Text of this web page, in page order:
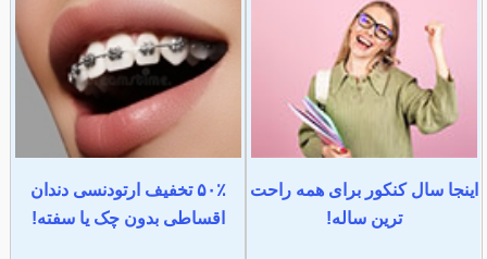
اینجا سال کنکور برای همه راحت
ترین ساله!
۵۰٪ تخفیف ارتودنسی دندان
اقساطی بدون چک یا سفته!